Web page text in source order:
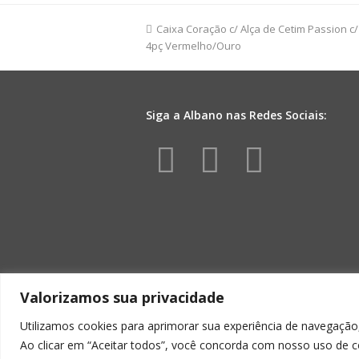
Valorizamos sua privacidade
Utilizamos cookies para aprimorar sua experiência de
Ao clicar em “Aceitar todos”, você concorda com nosso uso de
Branco
quantidade
previous
post:
Caixa Coração c/ Alça de Cetim Passion
4pç Vermelho/Ouro
Siga a Albano nas Redes Sociais:
e
b
t
a
t
u